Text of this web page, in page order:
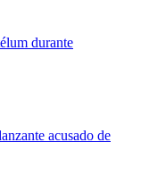
durante
acusado de